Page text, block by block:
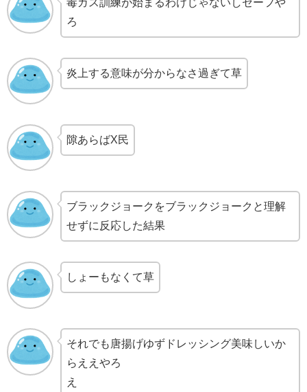
毒ガス訓練が始まるわけじゃないしセーフや
ろ
炎上する意味が分からなさ過ぎて草
隙あらばX民
ブラックジョークをブラックジョークと理解
せずに反応した結果
しょーもなくて草
それでも唐揚げゆずドレッシング美味しいか
らええやろ
え